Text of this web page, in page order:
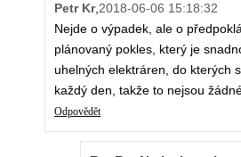
Petr Kr,2018-06-06 15:18:32
Nejde o výpadek, ale o
plánovaný pokles, který je
uhelných elektráren, do kterých
každý den, takže to nejsou
Odpovědět